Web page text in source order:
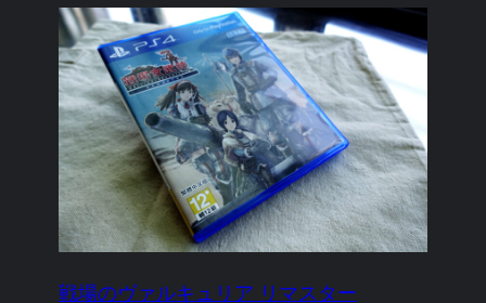
戦場のヴァルキュリア リマスター